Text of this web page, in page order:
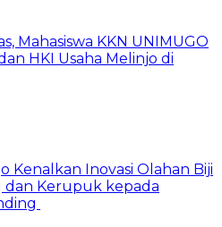
Mahasiswa KKN UNIMUGO
HKI Usaha Melinjo di
Kenalkan Inovasi Olahan Biji
dan Kerupuk kepada